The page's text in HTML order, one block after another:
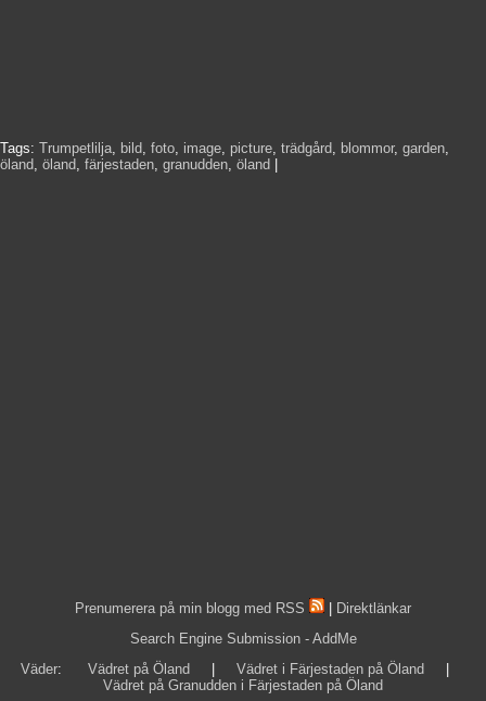
Tags: Trumpetlilja, bild, foto, image, picture, trädgård, blommor, garden,
öland, öland, färjestaden, granudden, öland
Prenumerera på min blogg med RSS
Direktlänkar
Search Engine Submission - AddMe
Väder: Vädret på Öland Vädret i Färjestaden på Öland
Vädret på Granudden i Färjestaden på Öland